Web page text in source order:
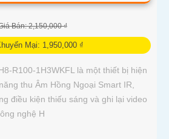
Bán: 2,150,000 ₫
Mại: 1,950,000 ₫
R100-1H3WKFL là một thiết bị hiện
thu Âm Hồng Ngoại Smart IR,
điều kiện thiếu sáng và ghi lại video
nghệ H